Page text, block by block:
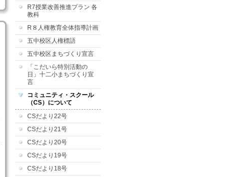
R7授業改善推進プラン 各
教科
R８人権教育全体指導計画
五中校区人権標語
五中校区まちづくり宣言
「こだいら特別活動の
日」十二小まちづくり宣
言
コミュニティ・スクール
（CS）について
CSだより22号
CSだより21号
CSだより20号
CSだより19号
CSだより18号